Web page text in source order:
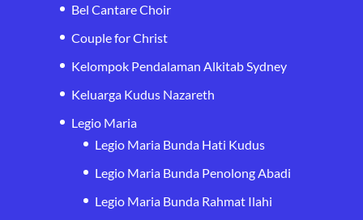
Bel Cantare Choir
Couple for Christ
Kelompok Pendalaman Alkitab Sydney
Keluarga Kudus Nazareth
Legio Maria
Legio Maria Bunda Hati Kudus
Legio Maria Bunda Penolong Abadi
Legio Maria Bunda Rahmat Ilahi